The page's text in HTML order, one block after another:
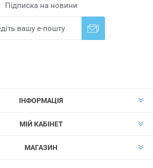
Підписка на новини
ІНФОРМАЦІЯ
МІЙ КАБІНЕТ
МАГАЗИН